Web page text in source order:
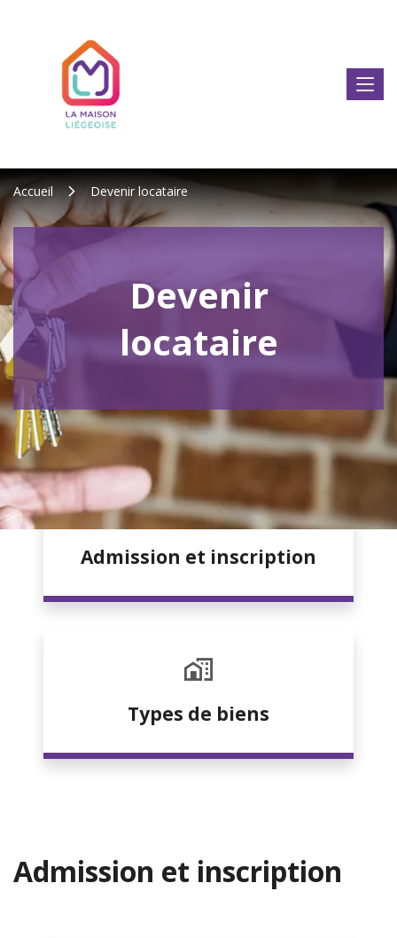
Accueil Devenir locataire
Devenir
locataire
Admission et inscription
Types de biens
Admission et inscription